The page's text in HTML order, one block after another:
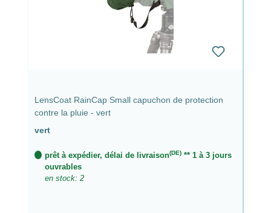
LensCoat RainCap Small capuchon de protection
contre la pluie - vert
vert
prêt à expédier, délai de livraison(DE)** 1 à 3 jours
ouvrables
en stock: 2